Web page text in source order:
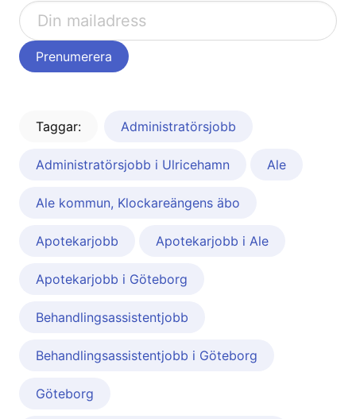
Taggar: Administratörsjobb
Administratörsjobb i Ulricehamn Ale
Ale kommun, Klockareängens äbo
Apotekarjobb Apotekarjobb i Ale
Apotekarjobb i Göteborg
Behandlingsassistentjobb
Behandlingsassistentjobb i Göteborg
Göteborg